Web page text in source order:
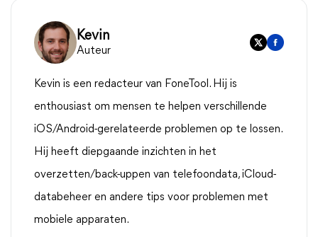
Kevin
Auteur
Kevin is een redacteur van FoneTool. Hij is
enthousiast om mensen te helpen verschillende
iOS/Android-gerelateerde problemen op te lossen.
Hij heeft diepgaande inzichten in het
overzetten/back-uppen van telefoondata, iCloud-
databeheer en andere tips voor problemen met
mobiele apparaten.